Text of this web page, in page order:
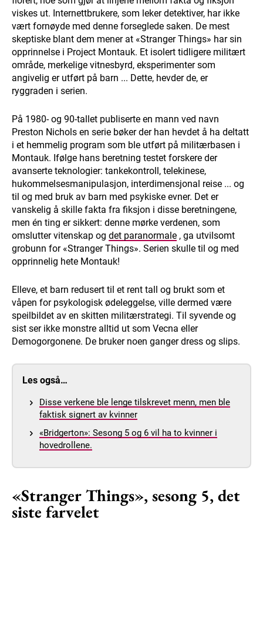
viskes ut. Internettbrukere, som leker detektiver, har ikke
vært fornøyde med denne forseglede saken. De mest
skeptiske blant dem mener at «Stranger Things» har sin
opprinnelse i Project Montauk. Et isolert tidligere militært
område, merkelige vitnesbyrd, eksperimenter som
angivelig er utført på barn ... Dette, hevder de, er
ryggraden i serien.
På 1980- og 90-tallet publiserte en mann ved navn
Preston Nichols en serie bøker der han hevdet å ha deltatt
i et hemmelig program som ble utført på militærbasen i
Montauk. Ifølge hans beretning testet forskere der
avanserte teknologier: tankekontroll, telekinese,
hukommelsesmanipulasjon, interdimensjonal reise ... og
til og med bruk av barn med psykiske evner. Det er
vanskelig å skille fakta fra fiksjon i disse beretningene,
men én ting er sikkert: denne mørke verdenen, som
omslutter vitenskap og det paranormale , ga utvilsomt
grobunn for «Stranger Things». Serien skulle til og med
opprinnelig hete Montauk!
Elleve, et barn redusert til et rent tall og brukt som et
våpen for psykologisk ødeleggelse, ville dermed være
speilbildet av en skitten militærstrategi. Til syvende og
sist ser ikke monstre alltid ut som Vecna eller
Demogorgonene. De bruker noen ganger dress og slips.
Les også…
Disse verkene ble lenge tilskrevet menn, men ble
faktisk signert av kvinner
«Bridgerton»: Sesong 5 og 6 vil ha to kvinner i
hovedrollene.
«Stranger Things», sesong 5, det
siste farvelet